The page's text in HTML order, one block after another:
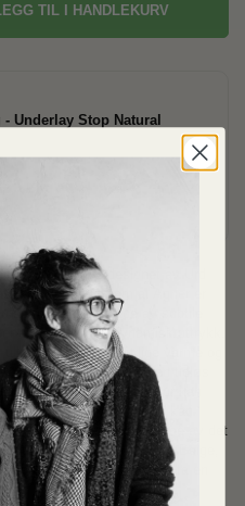
TIL I HANDLEKURV
Underlay Stop Natural
Light Grey, designet av Urd
kan det se ut som at Agner er
man en myriade av subtile
et diskré, men dynamisk uttrykk.
kjent for sin naturlige varme og
utseende, komfort og en tidløs
i farge og tekstur kan
Uregelmessigheter kan
men dette er noe av det
Agner finnes i fargene Beige,
Kom innom butikken for å ta en